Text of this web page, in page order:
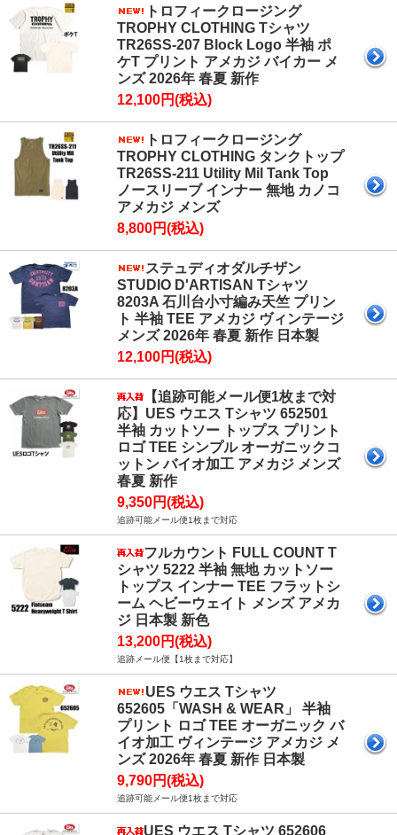
トロフィークロージング
TROPHY CLOTHING Tシャツ
TR26SS-207 Block Logo 半袖 ポ
ケT プリント アメカジ バイカー メ
ンズ 2026年 春夏 新作
12,100円(税込)
トロフィークロージング
TROPHY CLOTHING タンクトップ
TR26SS-211 Utility Mil Tank Top
ノースリーブ インナー 無地 カノコ
アメカジ メンズ
8,800円(税込)
ステュディオダルチザン
STUDIO D'ARTISAN Tシャツ
8203A 石川台小寸編み天竺 プリン
ト 半袖 TEE アメカジ ヴィンテージ
メンズ 2026年 春夏 新作 日本製
12,100円(税込)
【追跡可能メール便1枚まで対
応】UES ウエス Tシャツ 652501
半袖 カットソー トップス プリント
ロゴ TEE シンプル オーガニックコ
ットン バイオ加工 アメカジ メンズ
春夏 新作
9,350円(税込)
追跡可能メール便1枚まで対応
フルカウント FULL COUNT T
シャツ 5222 半袖 無地 カットソー
トップス インナー TEE フラットシ
ーム ヘビーウェイト メンズ アメカ
ジ 日本製 新色
13,200円(税込)
追跡メール便【1枚まで対応】
UES ウエス Tシャツ
652605「WASH & WEAR」 半袖
プリント ロゴ TEE オーガニック バ
イオ加工 ヴィンテージ アメカジ メ
ンズ 2026年 春夏 新作 日本製
9,790円(税込)
追跡可能メール便1枚まで対応
UES ウエス Tシャツ 652606